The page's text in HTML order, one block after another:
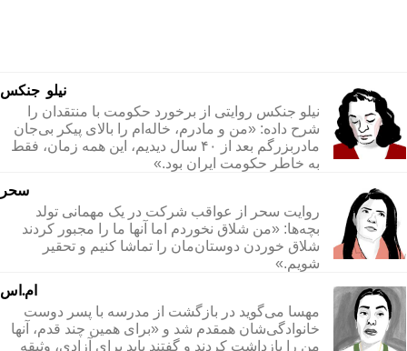
نیلو جنکس
نیلو جنکس روایتی از برخورد حکومت با منتقدان را
شرح داده: «من و مادرم، خاله‌ام را بالای پیکر بی‌جان
مادربزرگم بعد از ۴۰ سال دیدیم، این همه زمان، فقط
به خاطر حکومت ایران بود.»
سحر
روایت سحر از عواقب شرکت در یک مهمانی تولد
بچه‌ها:‌ «من شلاق نخوردم اما آنها ما را مجبور کردند
شلاق خوردن دوستان‌مان را تماشا کنیم و تحقیر
شویم.»
ام.اس
مهسا می‌گوید در بازگشت از مدرسه با پسر دوست
خانوادگی‌شان همقدم شد و «برای همین چند قدم،‌ آنها
من را بازداشت کردند و گفتند باید برای آزادی، وثیقه